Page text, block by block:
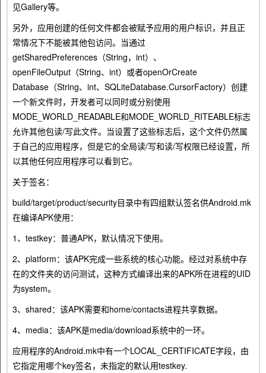
见Gallery等。
另外，应用创建的任何文件都会被赋予应用的用户标识，并且正
常情况下不能被其他包访问。当通过
getSharedPreferences（String，int）、
openFileOutput（String、int）或者openOrCreate
Database（String、int、SQLiteDatabase.CursorFactory）创建
一个新文件时，开发者可以同时或分别使用
MODE_WORLD_READABLE和MODE_WORLD_RITEABLE标志
允许其他包读/写此文件。当设置了这些标志后，这个文件仍然属
于自己的应用程序，但是它的全局读/写和读/写权限已经设置，所
以其他任何应用程序可以看到它。
关于签名：
build/target/product/security目录中有四组默认签名供Android.mk
在编译APK使用：
1、testkey：普通APK，默认情况下使用。
2、platform：该APK完成一些系统的核心功能。经过对系统中存
在的文件夹的访问测试，这种方式编译出来的APK所在进程的UID
为system。
3、shared：该APK需要和home/contacts进程共享数据。
4、media：该APK是media/download系统中的一环。
应用程序的Android.mk中有一个LOCAL_CERTIFICATE字段，由
它指定用哪个key签名，未指定的默认用testkey.